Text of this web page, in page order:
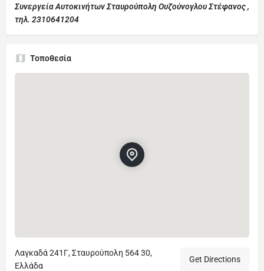
Συνεργεία Αυτοκινήτων Σταυρούπολη Ουζούνογλου Στέφανος ,
τηλ. 2310641204
Τοποθεσία
Λαγκαδά 241Γ, Σταυρούπολη 564 30,
Ελλάδα
Get Directions